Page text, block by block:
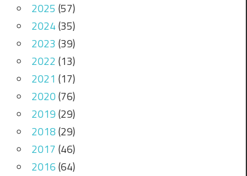
2025 (57)
2024(35)
2023 (39)
2022 (13)
2021 (17)
2020(76)
2019(29)
2018(29)
2017 (46)
2016(64)